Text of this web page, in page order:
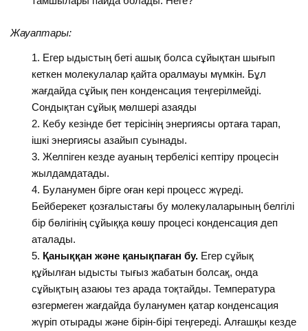
Жауаптары:
Егер ыдыстың беті ашық болса сұйықтан шығып
кеткен молекулалар қайта оралмауы мүмкін. Бұл
жағдайда сұйық пен конденсация теңгерілмейді.
Сондықтан сұйық мөлшері азаяды
Кебу кезінде бет терісінің энергиясы ортаға тарап,
ішкі энергиясы азайып суынады.
Желпіген кезде ауаның тербелісі кептіру процесін
жылдамдатады.
Буланумен бірге оған кері процесс жүреді.
Бейберекет қозғалыстағы бу молекулаларының белгілі
бір бөлігінің сұйыққа көшу процесі конденсация деп
аталады.
Қаныққан және қанықпаған бу. Егер сұйық
құйылған ыдысты тығыз жабатын болсақ, онда
сұйықтың азаюы тез арада тоқтайды. Температура
өзгермеген жағдайда буланумен қатар конденсация
жүріп отырады және бірін-бірі теңгереді. Алғашқы кезде